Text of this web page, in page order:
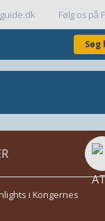
Følg os på
Søg
i Kongernes